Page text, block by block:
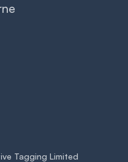
Tagging Limited